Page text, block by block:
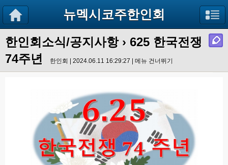
뉴멕시코주한인회
한인회소식/공지사항› 625 한국전쟁
74주년
한인회 | 2024.06.11 16:29:27 | 메뉴 건너뛰기